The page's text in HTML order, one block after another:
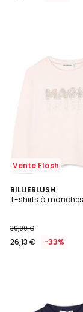
Vente Flash
BILLIEBLUSH
T-shirts à
39,00 €
26,13 € -33%